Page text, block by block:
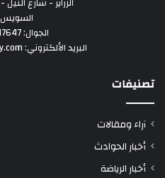
الجوال: 01007147647
البريد الألكتروني: admin@suezbalady.com
تصنيفات
آراء ومقالات
أخبار الحوادث
أخبار الرياضة